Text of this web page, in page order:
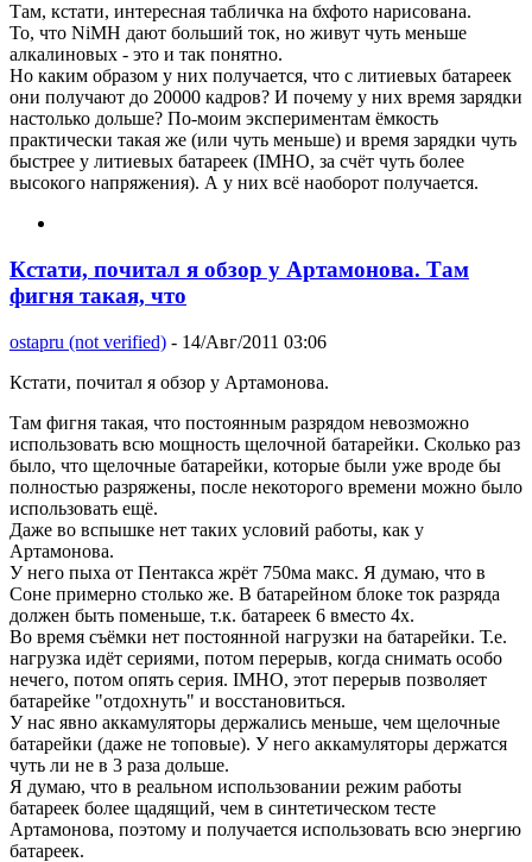
Там, кстати, интересная табличка на бхфото нарисована.
То, что NiMH дают больший ток, но живут чуть меньше
алкалиновых - это и так понятно.
Но каким образом у них получается, что с литиевых батареек
они получают до 20000 кадров? И почему у них время зарядки
настолько дольше? По-моим экспериментам ёмкость
практически такая же (или чуть меньше) и время зарядки чуть
быстрее у литиевых батареек (IMHO, за счёт чуть более
высокого напряжения). А у них всё наоборот получается.
Кстати, почитал я обзор у Артамонова. Там
фигня такая, что
ostapru (not verified) - 14/Авг/2011 03:06
Кстати, почитал я обзор у Артамонова.
Там фигня такая, что постоянным разрядом невозможно
использовать всю мощность щелочной батарейки. Сколько раз
было, что щелочные батарейки, которые были уже вроде бы
полностью разряжены, после некоторого времени можно было
использовать ещё.
Даже во вспышке нет таких условий работы, как у
Артамонова.
У него пыха от Пентакса жрёт 750ма макс. Я думаю, что в
Соне примерно столько же. В батарейном блоке ток разряда
должен быть поменьше, т.к. батареек 6 вместо 4х.
Во время съёмки нет постоянной нагрузки на батарейки. Т.е.
нагрузка идёт сериями, потом перерыв, когда снимать особо
нечего, потом опять серия. IMHO, этот перерыв позволяет
батарейке "отдохнуть" и восстановиться.
У нас явно аккамуляторы держались меньше, чем щелочные
батарейки (даже не топовые). У него аккамуляторы держатся
чуть ли не в 3 раза дольше.
Я думаю, что в реальном использовании режим работы
батареек более щадящий, чем в синтетическом тесте
Артамонова, поэтому и получается использовать всю энергию
батареек.